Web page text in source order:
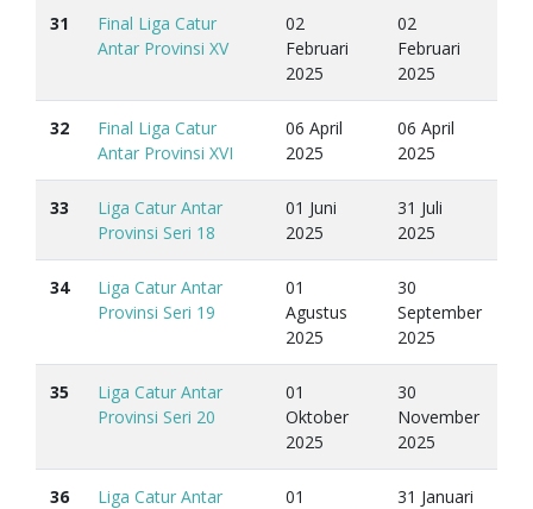
31
Final Liga Catur
Antar Provinsi XV
02
Februari
2025
02
Februari
2025
32
Final Liga Catur
Antar Provinsi XVI
06 April
2025
06 April
2025
33
Liga Catur Antar
Provinsi Seri 18
01 Juni
2025
31 Juli
2025
34
Liga Catur Antar
Provinsi Seri 19
01
Agustus
2025
30
September
2025
35
Liga Catur Antar
Provinsi Seri 20
01
Oktober
2025
30
November
2025
36
Liga Catur Antar
01
31 Januari